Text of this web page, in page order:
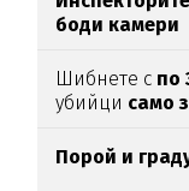
боди камери
Шибнете с по
убийци само
Порой и